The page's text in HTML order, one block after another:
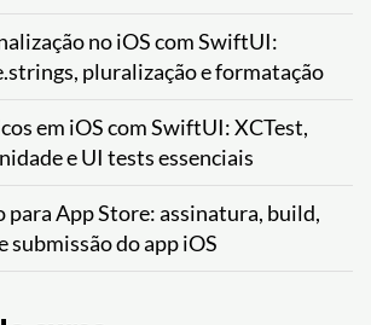
no iOS com SwiftUI:
pluralização e formatação
em iOS com SwiftUI: XCTest,
e UI tests essenciais
para App Store: assinatura, build,
submissão do app iOS